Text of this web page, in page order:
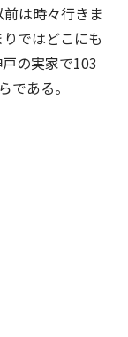
は時々行きま
ではどこにも
の実家で103
である。